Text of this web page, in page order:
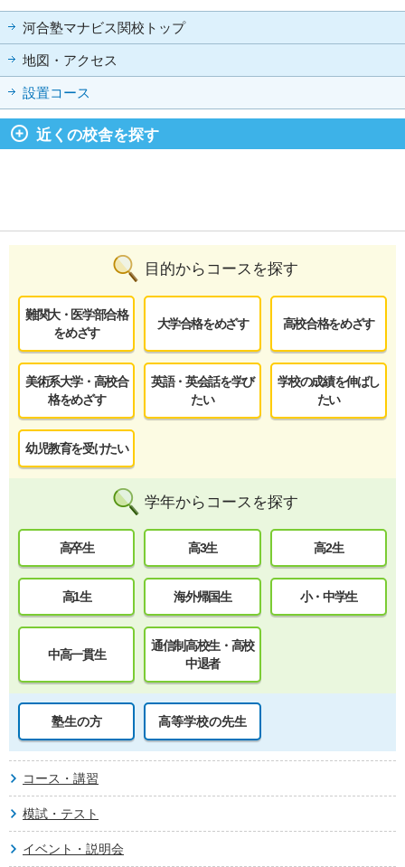
河合塾マナビス関校トップ
地図・アクセス
設置コース
近くの校舎を探す
目的からコースを探す
難関大・医学部合格
をめざす
大学合格をめざす 高校合格をめざす
美術系大学・高校合
格をめざす
英語・英会話を学び
たい
学校の成績を伸ばし
たい
幼児教育を受けたい
学年からコースを探す
高卒生 高3生 高2生
高1生 海外帰国生 小・中学生
中高一貫生
通信制高校生・高校
中退者
塾生の方 高等学校の先生
コース・講習
模試・テスト
イベント・説明会